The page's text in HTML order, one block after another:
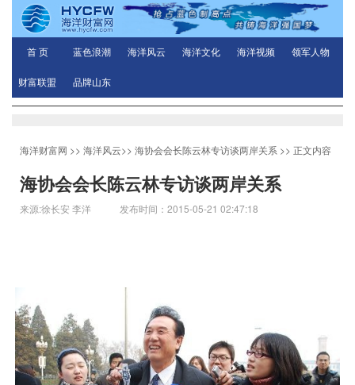
首 页 蓝色浪潮 海洋风云 海洋文化 海洋视频 领军人物
财富联盟 品牌山东
海洋财富网 >> 海洋风云>> 海协会会长陈云林专访谈两岸关系 >> 正文内容
海协会会长陈云林专访谈两岸关系
来源:徐长安 李洋 发布时间：2015-05-21 02:47:18